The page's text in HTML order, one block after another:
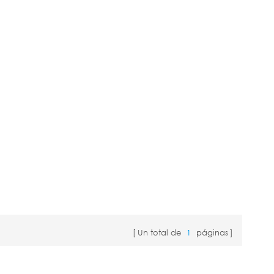
Un total de 1 páginas